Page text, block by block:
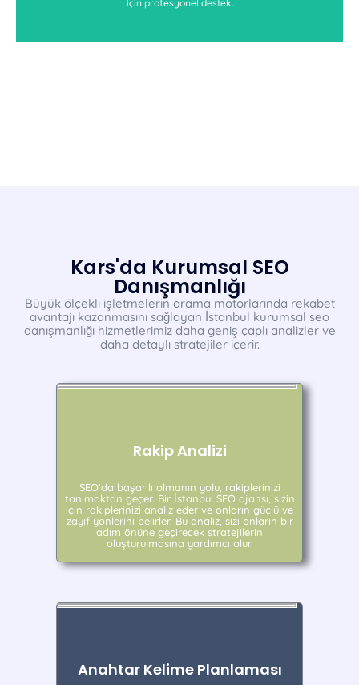
için profesyonel destek.
Kars'da Kurumsal SEO
Danışmanlığı
Büyük ölçekli işletmelerin arama motorlarında rekabet
avantajı kazanmasını sağlayan İstanbul kurumsal seo
danışmanlığı hizmetlerimiz daha geniş çaplı analizler ve
daha detaylı stratejiler içerir.
Rakip Analizi
SEO'da başarılı olmanın yolu, rakiplerinizi
tanımaktan geçer. Bir İstanbul SEO ajansı, sizin
için rakiplerinizi analiz eder ve onların güçlü ve
zayıf yönlerini belirler. Bu analiz, sizi onların bir
adım önüne geçirecek stratejilerin
oluşturulmasına yardımcı olur.
Anahtar Kelime Planlaması